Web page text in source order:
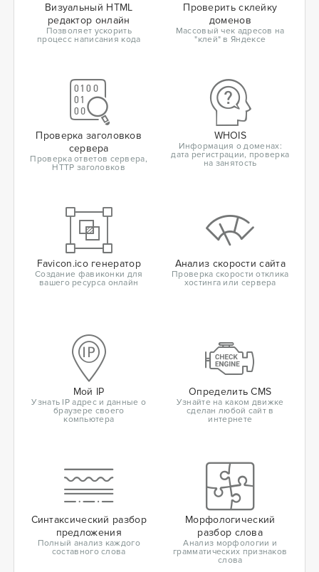
Визуальный HTML
редактор онлайн
Позволяет ускорить
процесс написания кода
Проверить склейку
доменов
Массовый чек адресов на
"клей" в Яндексе
Проверка заголовков
сервера
Проверка ответов сервера,
HTTP заголовков
WHOIS
Информация о доменах:
дата регистрации, проверка
на занятость
Favicon.ico генератор
Создание фавиконки для
вашего ресурса онлайн
Анализ скорости сайта
Проверка скорости отклика
хостинга или сервера
Мой IP
Узнать IP адрес и данные о
браузере своего
компьютера
Определить CMS
Узнайте на каком движке
сделан любой сайт в
интернете
Синтаксический разбор
предложения
Полный анализ каждого
составного слова
Морфологический
разбор слова
Анализ морфологии и
грамматических признаков
слова